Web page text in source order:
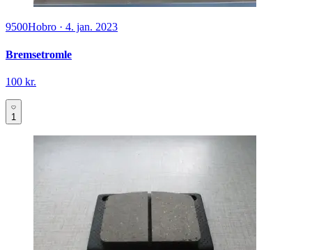
9500Hobro · 4. jan. 2023
Bremsetromle
100 kr.
1